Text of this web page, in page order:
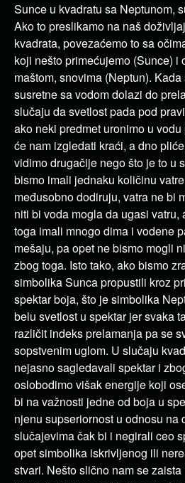
Sunce u kvadratu sa Neptunom,
Ako to preslikamo na naš
kvadrata, povezaćemo to sa
koji nešto primećujemo (Sunce) i
maštom, snovima (Neptun).
susretne sa vodom dolazi do
slučaju da svetlost pada pod
ako neki predmet uronimo u
će nam izgledati kraći, a dno
vidimo drugačije nego što je to u
bismo imali jednaku količinu
međusobno dodiruju, vatra ne bi
niti bi voda mogla da ugasi vatru,
toga imali mnogo dima i vodene
mešaju, pa opet ne bismo mogli
zbog toga. Isto tako, ako bismo
simbolika Sunca propustili kroz
spektar boja, što je simbolika
belu svetlost u spektar jer svaka
različit indeks prelamanja pa se
sopstvenim uglom. U slučaju
nejasno sagledavali spektar i
oslobodimo višak energije koji
bi na važnosti jedne od boja u
njenu supseriornost u odnosu na
slučajevima čak bi i negirali ceo
opet simbolika iskrivljenog ili
stvari. Nešto slično nam se